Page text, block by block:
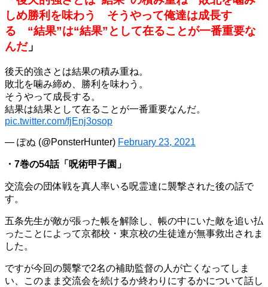
しめ勝利を味わう そうやって俺達は成長す
る “結果”は“結果”として在ることが一番重要な
んだ」
後天的強さとは結果の積み重ね。
敗北を噛み締め、勝利を味わう。
そうやって成長する。
結果は結果として在ることが一番重要なんだ。
pic.twitter.com/fjEnj3osop
— ぽぬ (@PonsterHunter) February 23, 2021
・7巻の54話「呪術甲子園」
交流会の団体戦を真人率いる呪霊達に襲撃された後の話で
す。
五条先生が敵が張った帳を解除し、帳の中にいた敵を追い払
ったことによって京都校・東京校の生徒達が無事救出されま
した。
ですが今回の襲撃で2名の補助監督の人が亡くなってしま
い、このまま交流会を続けるか終わりにするかについて話し